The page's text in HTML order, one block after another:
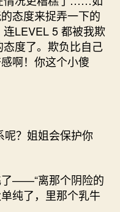
态度来捉弄一下的
连LEVEL 5 都被我欺
态度了。欺负比自己
啊！你这个小傻
呢？姐姐会保护你
了——“离那个阴险的
纯了，里那个乳牛